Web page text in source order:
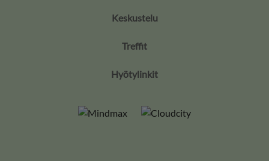
Keskustelu
Treffit
Hyötylinkit